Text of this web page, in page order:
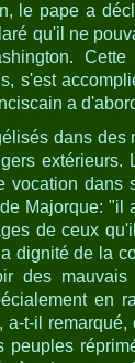
le pape a
qu'il ne
s'est
a
dans
vocation dans
Majorque: "il
de ceux
dignité de la
des mauvais
en
t-il
peuples